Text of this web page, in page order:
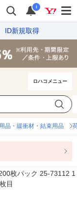
i
ID新規取得
ロハコメニュー
品・緩衝材・結束用品